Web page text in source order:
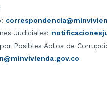
Judiciales:
Posibles Actos de